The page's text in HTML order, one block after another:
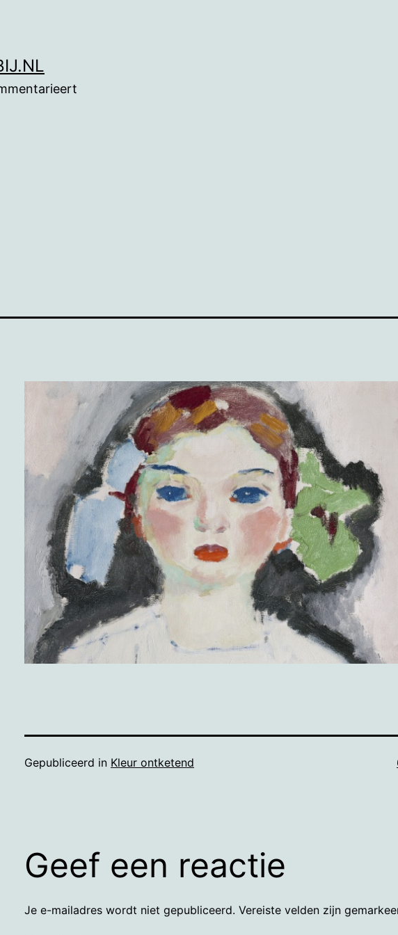
Gepubliceerd in Kleur ontketend
Geef een reactie
Je e-mailadres wordt niet gepubliceerd. Vereiste velden zijn